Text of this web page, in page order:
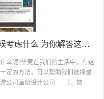
旅游公司画册设计公司选择的时候考虑什么 为你解答这个问题
呢?毕竟在我们的生活中，有这
定的方法，可以帮助我们选择最
公司画册设计公司 1、旅